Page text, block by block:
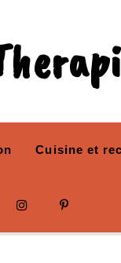
Cuisine et